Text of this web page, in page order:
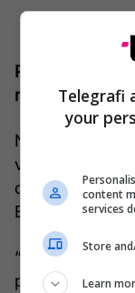
Parandalimi i
mungesës së
Në dokument
veçantë që do
detyrimin për
Evropian.
“Sjellja që
procesin e
Telegrafi
your
content
services
Store
Learn